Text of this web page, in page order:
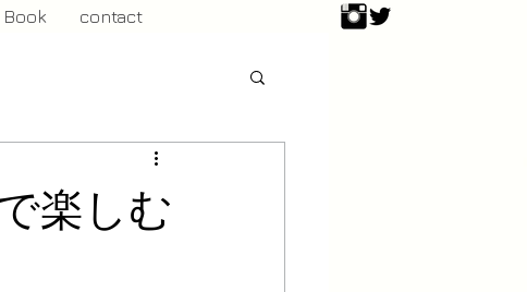
Book contact
楽しむ